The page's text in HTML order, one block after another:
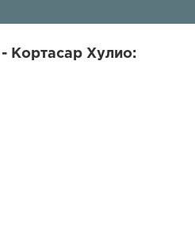
Кортасар Хулио: